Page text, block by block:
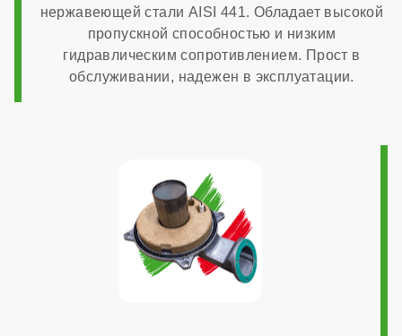
настенный
Камера сгорания
60x100 мм
Диаметр патрубков отопления (резьба)
нержавеющей стали AISI 441. Обладает высокой
пропускной способностью и низким
гидравлическим сопротивлением. Прост в
обслуживании, надежен в эксплуатации.